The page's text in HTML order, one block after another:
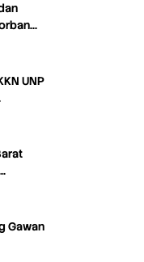
UNP
Gawan